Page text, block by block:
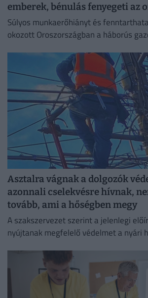
emberek, bénulás fenyegeti az
Súlyos munkaerőhiányt és
okozott Oroszországban a háborús
Asztalra vágnak a dolgozók
azonnali cselekvésre hívnak,
tovább, ami a hőségben megy
A szakszervezet szerint a jelenlegi
nyújtanak megfelelő védelmet a nyári
védelmében.